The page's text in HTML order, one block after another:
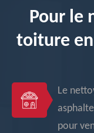
Pour le
toiture
Le
pour